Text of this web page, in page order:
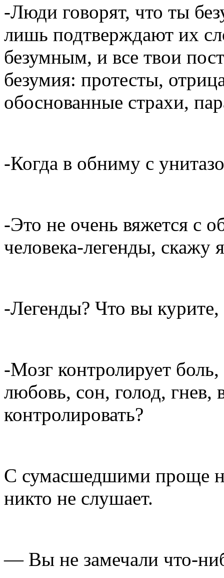
-Люди говорят, что ты
лишь подтверждают их
безумным, и все твои
безумия: протесты,
обоснованные страхи,
-Когда в обниму с
-Это не очень вяжется с
человека-легенды, скажу
-Легенды? Что вы
-Мозг контролирует
любовь, сон, голод, гнев,
контролировать?
С сумасшедшими проще
никто не слушает.
— Вы не замечали что-